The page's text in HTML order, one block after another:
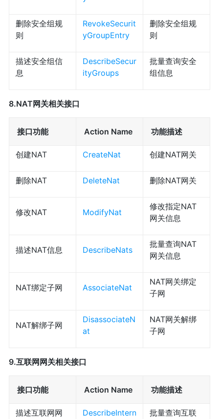
删除安全组规
则
RevokeSecurit
yGroupEntry
删除安全组规
则
描述安全组信
息
DescribeSecur
ityGroups
批量查询安全
组信息
8.NAT网关相关接口
接口功能 Action Name 功能描述
创建NAT CreateNat 创建NAT网关
删除NAT DeleteNat 删除NAT网关
修改NAT ModifyNat
修改指定NAT
网关信息
描述NAT信息 DescribeNats
批量查询NAT
网关信息
NAT绑定子网 AssociateNat
NAT网关绑定
子网
NAT解绑子网
DisassociateN
at
NAT网关解绑
子网
9.互联网网关相关接口
接口功能 Action Name 功能描述
描述互联网网
DescribeIntern
批量查询互联